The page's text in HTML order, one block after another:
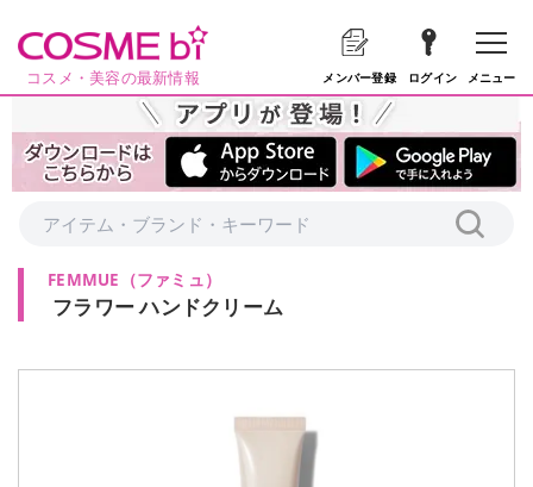
コスメ・美容の最新情報 メンバー登録 ログイン メニュー
FEMMUE （ファミュ）
フラワー ハンドクリーム